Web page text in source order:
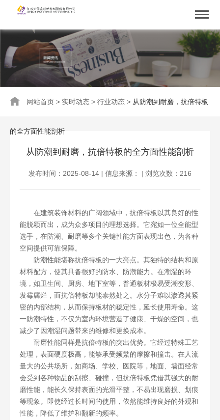
网站首页 > 实时动态 > 行业动态 > 从防潮到耐磨，抗倍特板
的全方面性能剖析​
从防潮到耐磨，抗倍特板的全方面性能剖析​
发布时间：2025-08-14 | 信息来源： | 浏览次数： 216
在建筑装饰材料的广阔领域中， 抗倍特板 以其良好的性
能脱颖而出，成为众多项目的理想选择。它宛如一位全能型
选手，在防潮、耐磨等多个关键性能方面表现出色，为各种
空间提供可靠保障。
防潮性能堪称抗倍特板的一大亮点。其独特的结构和原
材料配方，使其具备很好的防水、防潮能力。在潮湿的环
境，如卫生间、厨房、地下室等，普通板材极易受潮变形、
发霉腐烂，而抗倍特板却能泰然处之。水分子难以渗透其紧
密的内部结构，从而保持板材的稳定性，延长使用寿命。这
一防潮特性，不仅为室内环境营造了健康、干燥的空间，也
减少了因潮湿问题带来的维修和更换成本。
耐磨性能同样是抗倍特板的突出优势。它经过特殊工艺
处理，表面硬度极高，能够承受频繁的摩擦和撞击。在人流
量大的公共场所，如商场、学校、医院等，地面、墙面经常
会受到各种物品的刮擦、碰撞，但抗倍特板凭借其强大的耐
磨性能，能长久保持表面的光滑平整，不易出现磨损、划痕
等现象。即使经过长时间的使用，依然能维持良好的外观和
性能，降低了维护和翻新的频率。